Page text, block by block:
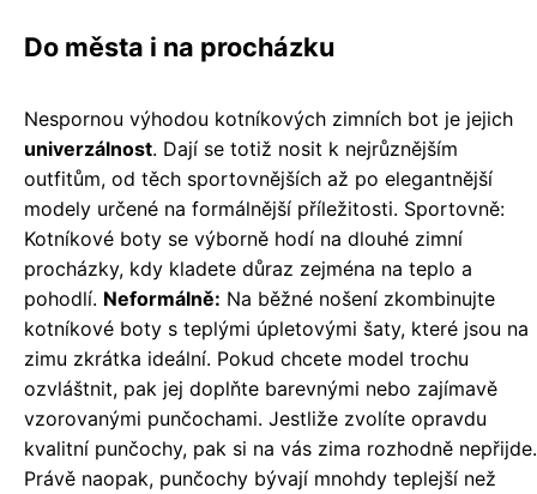
Do města i na procházku
Nespornou výhodou kotníkových zimních bot je jejich
univerzálnost. Dají se totiž nosit k nejrůznějším
outfitům, od těch sportovnějších až po elegantnější
modely určené na formálnější příležitosti. Sportovně:
Kotníkové boty se výborně hodí na dlouhé zimní
procházky, kdy kladete důraz zejména na teplo a
pohodlí. Neformálně: Na běžné nošení zkombinujte
kotníkové boty s teplými úpletovými šaty, které jsou na
zimu zkrátka ideální. Pokud chcete model trochu
ozvláštnit, pak jej doplňte barevnými nebo zajímavě
vzorovanými punčochami. Jestliže zvolíte opravdu
kvalitní punčochy, pak si na vás zima rozhodně nepřijde.
Právě naopak, punčochy bývají mnohdy teplejší než